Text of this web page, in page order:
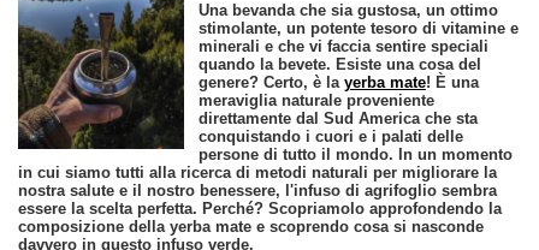
Una bevanda che sia gustosa, un ottimo
stimolante, un potente tesoro di vitamine e
minerali e che vi faccia sentire speciali
quando la bevete. Esiste una cosa del
genere? Certo, è la yerba mate! È una
meraviglia naturale proveniente
direttamente dal Sud America che sta
conquistando i cuori e i palati delle
persone di tutto il mondo. In un momento
in cui siamo tutti alla ricerca di metodi naturali per migliorare la
nostra salute e il nostro benessere, l'infuso di agrifoglio sembra
essere la scelta perfetta. Perché? Scopriamolo approfondendo la
composizione della yerba mate e scoprendo cosa si nasconde
davvero in questo infuso verde.